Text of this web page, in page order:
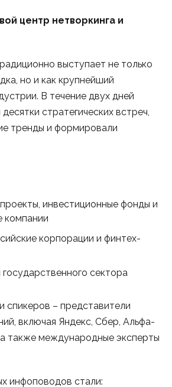
центр нетворкинга и
выступает не только
но и как крупнейший
В течение двух дней
стратегических встреч,
тренды и формировали
инвестиционные фонды и
компании
корпорации и финтех-
сектора
спикеров – представители
включая Яндекс, Сбер, Альфа-
также международные эксперты
инфоповодов стали: